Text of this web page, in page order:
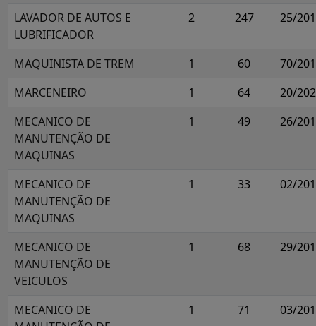
LAVADOR DE AUTOS E
LUBRIFICADOR
2 247 25/
MAQUINISTA DE TREM 1 60
70/
MARCENEIRO
1 64
20/
MECANICO DE
MANUTENÇÃO DE
MAQUINAS
1 49 26/
MECANICO DE
MANUTENÇÃO DE
MAQUINAS
1 33 02/
MECANICO DE
MANUTENÇÃO DE
VEICULOS
1 68 29/
MECANICO DE
1 71 03/